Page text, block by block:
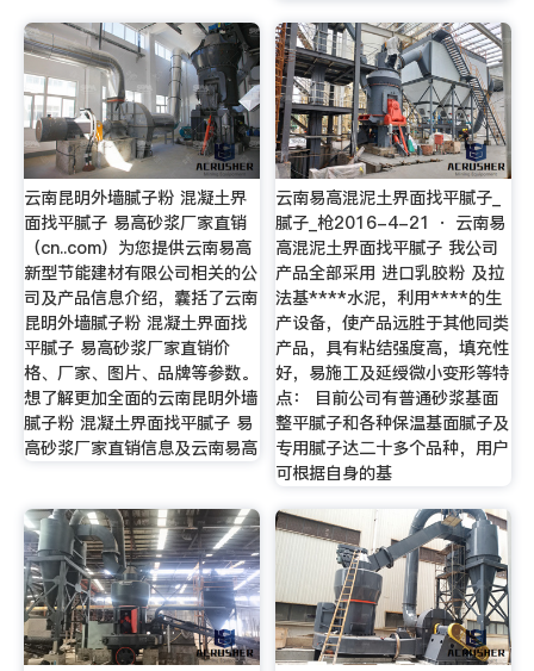
云南昆明外墙腻子粉 混凝土界
面找平腻子 易高砂浆厂家直销
（cn..com）为您提供云南易高
新型节能建材有限公司相关的公
司及产品信息介绍，囊括了云南
昆明外墙腻子粉 混凝土界面找
平腻子 易高砂浆厂家直销价
格、厂家、图片、品牌等参数。
想了解更加全面的云南昆明外墙
腻子粉 混凝土界面找平腻子 易
高砂浆厂家直销信息及云南易高
云南易高混泥土界面找平腻子_
腻子_枪2016-4-21 · 云南易
高混泥土界面找平腻子 我公司
产品全部采用 进口乳胶粉 及拉
法基****水泥，利用****的生
产设备，使产品远胜于其他同类
产品，具有粘结强度高，填充性
好，易施工及延绶微小变形等特
点： 目前公司有普通砂浆基面
整平腻子和各种保温基面腻子及
专用腻子达二十多个品种，用户
可根据自身的基